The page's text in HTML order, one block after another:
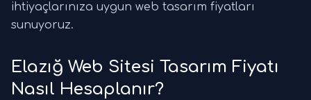
ihtiyaçlarınıza uygun web tasarım fiyatları
sunuyoruz.
Elazığ Web Sitesi Tasarım Fiyatı
Nasıl Hesaplanır?